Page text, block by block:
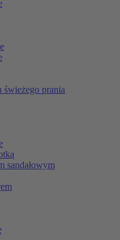
świeżego prania
sandałowym